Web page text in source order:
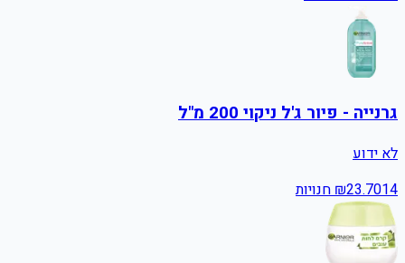
גרנייה - פיור ג'ל ניקוי 200 מ"ל
לא ידוע
₪23.7014 חנויות